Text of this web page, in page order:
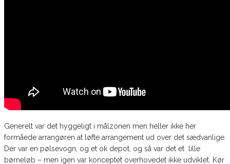
Generelt var det hyggeligt i målzonen men heller ikke her
formåede arrangøren at løfte arrangement ud over det sædvanlige.
Der var en pølsevogn, og et ok depot, og så var det et lille
børneløb – men igen var konceptet overhovedet ikke udviklet. Kør